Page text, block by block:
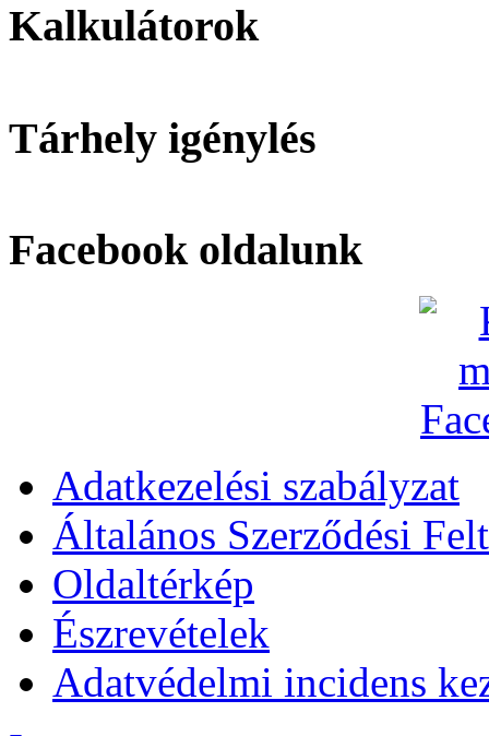
Kalkulátorok
Tárhely igénylés
Facebook oldalunk
Adatkezelési szabályzat
Általános Szerződési
Oldaltérkép
Észrevételek
Adatvédelmi incidens